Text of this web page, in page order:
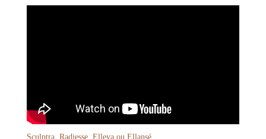
Sculptra, Radiesse, Elleva ou Ellansé